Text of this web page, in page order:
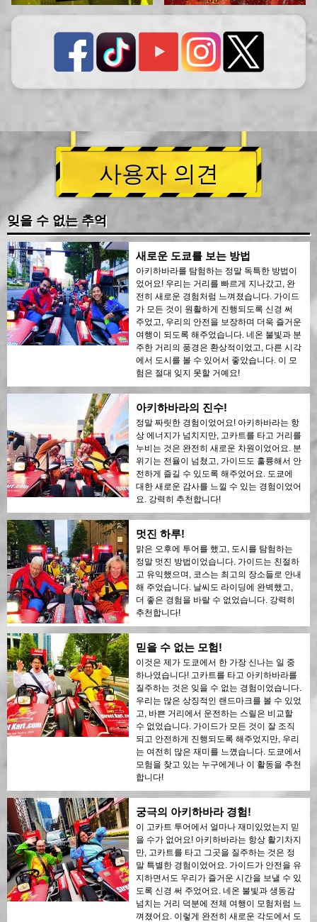
사용자 의견
잊을 수 없는 추억
새로운 도쿄를 보는 방법
아키하바라를 탐험하는 정말 독특한 방법이
었어요! 우리는 거리를 빠르게 지나갔고, 완
전히 새로운 경험처럼 느껴졌습니다. 가이드
가 모든 것이 원활하게 진행되도록 신경 써
주었고, 우리의 안전을 보장하며 더욱 즐거운
여행이 되도록 해주었습니다. 네온 불빛과 분
주한 거리의 풍경은 환상적이었고, 다른 시각
에서 도시를 볼 수 있어서 좋았습니다. 이 모
험은 절대 잊지 못할 거예요!
아키하바라의 진수!
정말 짜릿한 경험이었어요! 아키하바라는 항
상 에너지가 넘치지만, 고카트를 타고 거리를
누비는 것은 완전히 새로운 차원이었어요. 분
위기는 전율이 넘쳤고, 가이드도 훌륭해서 안
전하게 즐길 수 있도록 해주었어요. 도쿄에
대한 새로운 감사를 느낄 수 있는 경험이었어
요. 강력히 추천합니다!
멋진 하루!
맑은 오후에 투어를 했고, 도시를 탐험하는
정말 멋진 방법이었습니다. 가이드는 친절하
고 유익했으며, 코스는 최고의 장소들로 안내
해 주었습니다. 날씨도 라이딩에 완벽했고,
더 좋은 경험을 바랄 수 없었습니다. 강력히
추천합니다!
믿을 수 없는 모험!
이것은 제가 도쿄에서 한 가장 신나는 일 중
하나였습니다! 고카트를 타고 아키하바라를
질주하는 것은 잊을 수 없는 경험이었습니다.
우리는 많은 상징적인 랜드마크를 볼 수 있었
고, 바쁜 거리에서 운전하는 스릴은 비교할
수 없었습니다. 가이드가 모든 것이 잘 조직
되고 안전하게 진행되도록 해주었지만, 우리
는 여전히 많은 재미를 느꼈습니다. 도쿄에서
모험을 찾고 있는 누구에게나 이 활동을 추천
합니다!
궁극의 아키하바라 경험!
이 고카트 투어에서 얼마나 재미있었는지 믿
을 수가 없어요! 아키하바라는 항상 활기차지
만, 고카트를 타고 그곳을 질주하는 것은 정
말 특별한 경험이었어요. 가이드가 안전을 유
지하면서도 우리가 즐거운 시간을 보낼 수 있
도록 신경 써 주었어요. 네온 불빛과 생동감
넘치는 거리 덕분에 전체 여행이 모험처럼 느
껴졌어요. 이렇게 완전히 새로운 각도에서 도